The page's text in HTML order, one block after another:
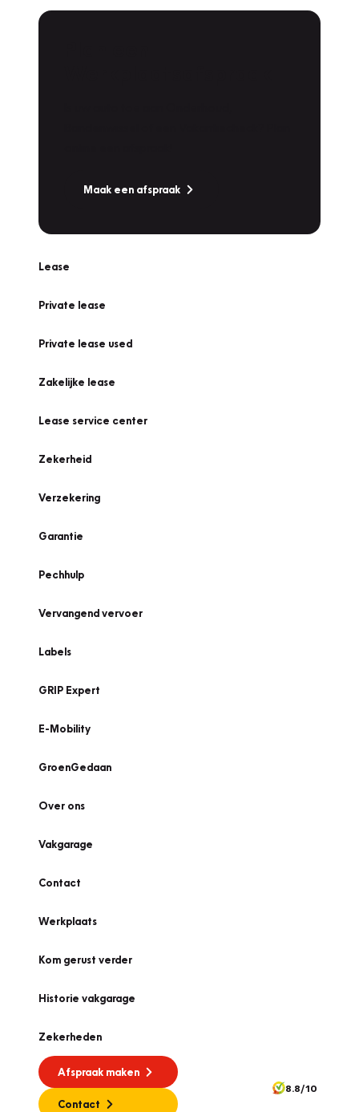
Maak een afspraak
Lease
Private lease
Private lease used
Zakelijke lease
Lease service center
Zekerheid
Verzekering
Garantie
Pechhulp
Vervangend vervoer
Labels
GRIP Expert
E-Mobility
GroenGedaan
Over ons
Vakgarage
Contact
Werkplaats
Kom gerust verder
Historie vakgarage
Zekerheden
Afspraak maken
Contact
8.8/10